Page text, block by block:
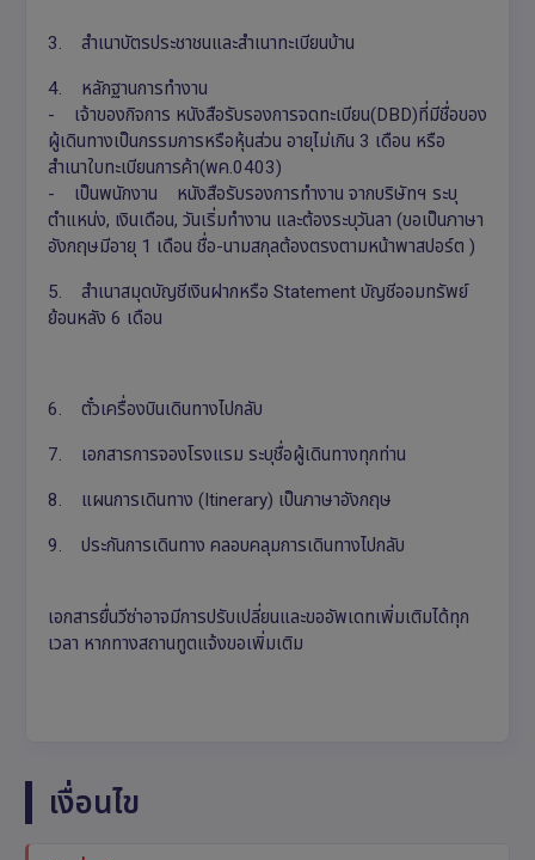
3. สำเนาบัตรประชาชนและสำเนาทะเบียนบ้าน
4. หลักฐานการทำงาน
- เจ้าของกิจการ หนังสือรับรองการจดทะเบียน(DBD)ที่มีชื่อของ
ผู้เดินทางเป็นกรรมการหรือหุ้นส่วน อายุไม่เกิน 3 เดือน หรือ
สำเนาใบทะเบียนการค้า(พค.0403)
- เป็นพนักงาน หนังสือรับรองการทำงาน จากบริษัทฯ ระบุ
ตำแหน่ง, เงินเดือน, วันเริ่มทำงาน และต้องระบุวันลา (ขอเป็นภาษา
อังกฤษมีอายุ 1 เดือน ชื่อ-นามสกุลต้องตรงตามหน้าพาสปอร์ต )
5. สำเนาสมุดบัญชีเงินฝากหรือ Statement บัญชีออมทรัพย์
ย้อนหลัง 6 เดือน
6. ตั๋วเครื่องบินเดินทางไปกลับ
7. เอกสารการจองโรงแรม ระบุชื่อผู้เดินทางทุกท่าน
8. แผนการเดินทาง (Itinerary) เป็นภาษาอังกฤษ
9. ประกันการเดินทาง คลอบคลุมการเดินทางไปกลับ
เอกสารยื่นวีซ่าอาจมีการปรับเปลี่ยนและขออัพเดทเพิ่มเติมได้ทุก
เวลา หากทางสถานทูตแจ้งขอเพิ่มเติม
เงื่อนไข